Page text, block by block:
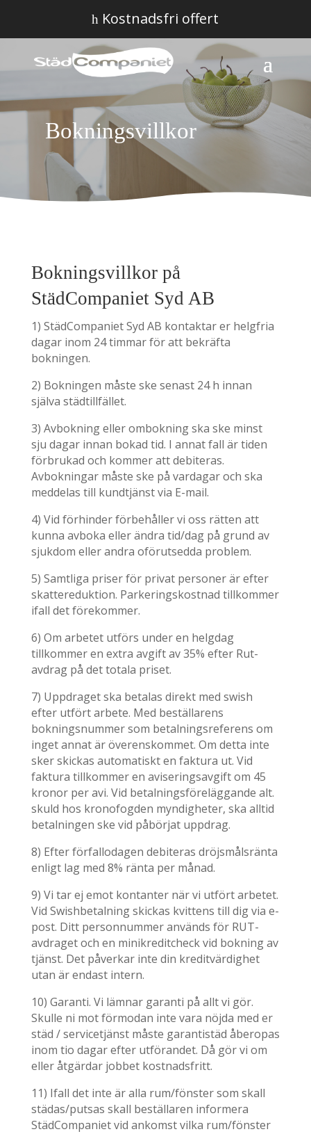
h Kostnadsfri offert
Bokningsvillkor
Bokningsvillkor på
StädCompaniet Syd AB
1) StädCompaniet Syd AB kontaktar er helgfria
dagar inom 24 timmar för att bekräfta
bokningen.
2) Bokningen måste ske senast 24 h innan
själva städtillfället.
3) Avbokning eller ombokning ska ske minst
sju dagar innan bokad tid. I annat fall är tiden
förbrukad och kommer att debiteras.
Avbokningar måste ske på vardagar och ska
meddelas till kundtjänst via E-mail.
4) Vid förhinder förbehåller vi oss rätten att
kunna avboka eller ändra tid/dag på grund av
sjukdom eller andra oförutsedda problem.
5) Samtliga priser för privat personer är efter
skattereduktion. Parkeringskostnad tillkommer
ifall det förekommer.
6) Om arbetet utförs under en helgdag
tillkommer en extra avgift av 35% efter Rut-
avdrag på det totala priset.
7) Uppdraget ska betalas direkt med swish
efter utfört arbete. Med beställarens
bokningsnummer som betalningsreferens om
inget annat är överenskommet. Om detta inte
sker skickas automatiskt en faktura ut. Vid
faktura tillkommer en aviseringsavgift om 45
kronor per avi. Vid betalningsföreläggande alt.
skuld hos kronofogden myndigheter, ska alltid
betalningen ske vid påbörjat uppdrag.
8) Efter förfallodagen debiteras dröjsmålsränta
enligt lag med 8% ränta per månad.
9) Vi tar ej emot kontanter när vi utfört arbetet.
Vid Swishbetalning skickas kvittens till dig via e-
post. Ditt personnummer används för RUT-
avdraget och en minikreditcheck vid bokning av
tjänst. Det påverkar inte din kreditvärdighet
utan är endast intern.
10) Garanti. Vi lämnar garanti på allt vi gör.
Skulle ni mot förmodan inte vara nöjda med er
städ / servicetjänst måste garantistäd åberopas
inom tio dagar efter utförandet. Då gör vi om
eller åtgärdar jobbet kostnadsfritt.
11) Ifall det inte är alla rum/fönster som skall
städas/putsas skall beställaren informera
StädCompaniet vid ankomst vilka rum/fönster